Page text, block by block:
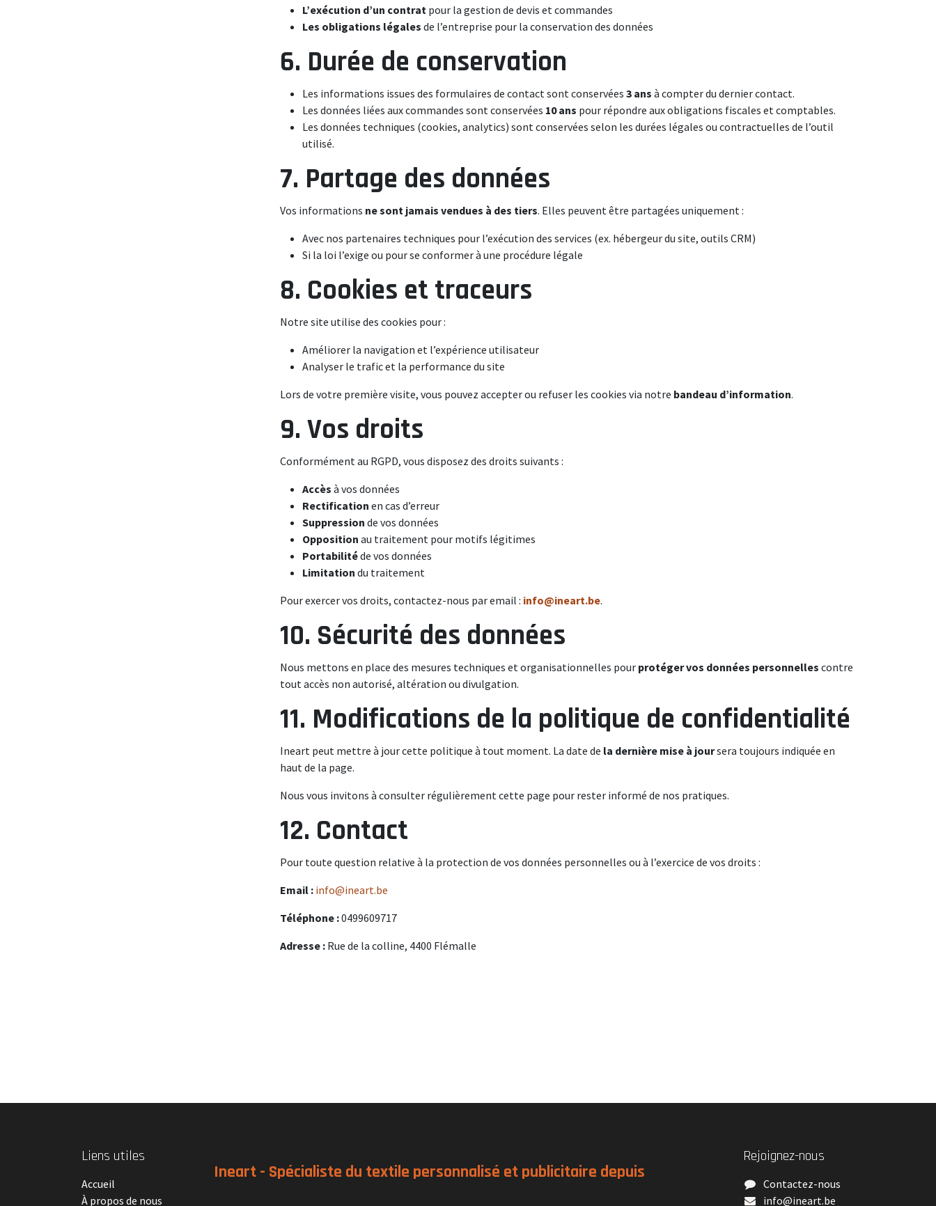
L’exécution d’un contrat pour la gestion de devis et commandes
Les obligations légales de l’entreprise pour la conservation des données
6. Durée de conservation
Les informations issues des formulaires de contact sont conservées 3 ans à compter du dernier contact.
Les données liées aux commandes sont conservées 10 ans pour répondre aux obligations fiscales et comptables.
Les données techniques (cookies, analytics) sont conservées selon les durées légales ou contractuelles de l’outil
utilisé.
7. Partage des données
Vos informations ne sont jamais vendues à des tiers. Elles peuvent être partagées uniquement :
Avec nos partenaires techniques pour l’exécution des services (ex. hébergeur du site, outils CRM)
Si la loi l’exige ou pour se conformer à une procédure légale
8. Cookies et traceurs
Notre site utilise des cookies pour :
Améliorer la navigation et l’expérience utilisateur
Analyser le trafic et la performance du site
Lors de votre première visite, vous pouvez accepter ou refuser les cookies via notre bandeau d’information.
9. Vos droits
Conformément au RGPD, vous disposez des droits suivants :
Accès à vos données
Rectification en cas d’erreur
Suppression de vos données
Opposition au traitement pour motifs légitimes
Portabilitéde vos données
Limitation du traitement
Pour exercer vos droits, contactez-nous par email : info@ineart.be.
10. Sécurité des données
Nous mettons en place des mesures techniques et organisationnelles pour protéger vos données personnelles contre
tout accès non autorisé, altération ou divulgation.
11. Modifications de la politique de confidentialité
Ineart peut mettre à jour cette politique à tout moment. La date de la dernière mise à joursera toujours indiquée en
haut de la page.
Nous vous invitons à consulter régulièrement cette page pour rester informé de nos pratiques.
12. Contact
Pour toute question relative à la protection de vos données personnelles ou à l’exercice de vos droits :
Email : info@ineart.be
Téléphone :0499609717
Adresse : Rue de la colline, 4400 Flémalle
Liens utiles
Accueil
À propos de nous
Ineart - Spécialiste du textile personnalisé et publicitaire depuis
Rejoignez-nous
Contactez-nous
​info@ineart.be